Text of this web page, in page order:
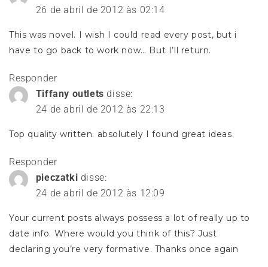
26 de abril de 2012 às 02:14
This was novel. I wish I could read every post, but i
have to go back to work now… But I’ll return.
Responder
Tiffany outlets disse:
24 de abril de 2012 às 22:13
Top quality written. absolutely I found great ideas.
Responder
pieczatki disse:
24 de abril de 2012 às 12:09
Your current posts always possess a lot of really up to
date info. Where would you think of this? Just
declaring you’re very formative. Thanks once again